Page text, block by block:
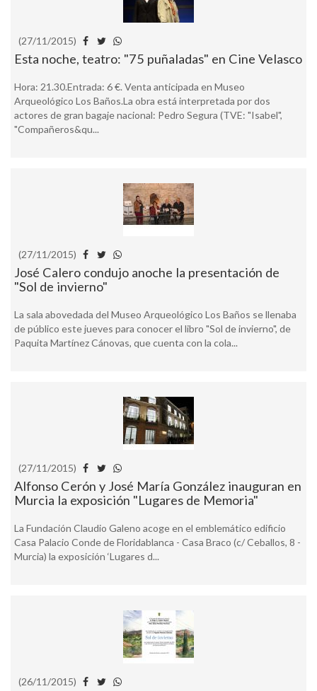
(27/11/2015)
Esta noche, teatro: "75 puñaladas" en Cine Velasco
Hora: 21.30.Entrada: 6 €. Venta anticipada en Museo
Arqueológico Los Baños.La obra está interpretada por dos
actores de gran bagaje nacional: Pedro Segura (TVE: "Isabel",
"Compañeros&qu...
(27/11/2015)
José Calero condujo anoche la presentación de
"Sol de invierno"
La sala abovedada del Museo Arqueológico Los Baños se llenaba
de público este jueves para conocer el libro "Sol de invierno", de
Paquita Martínez Cánovas, que cuenta con la cola...
(27/11/2015)
Alfonso Cerón y José María González inauguran en
Murcia la exposición "Lugares de Memoria"
La Fundación Claudio Galeno acoge en el emblemático edificio
Casa Palacio Conde de Floridablanca - Casa Braco (c/ Ceballos, 8 -
Murcia) la exposición ‘Lugares d...
(26/11/2015)